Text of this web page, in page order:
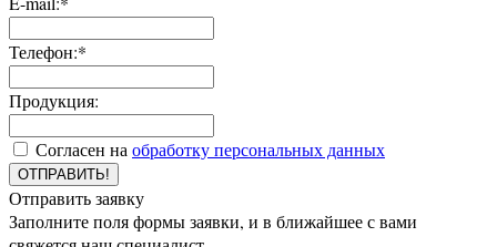
Телефон:*
Продукция:
Согласен на обработку персональных данных
ОТПРАВИТЬ!
Отправить заявку
Заполните поля формы заявки, и в ближайшее с вами